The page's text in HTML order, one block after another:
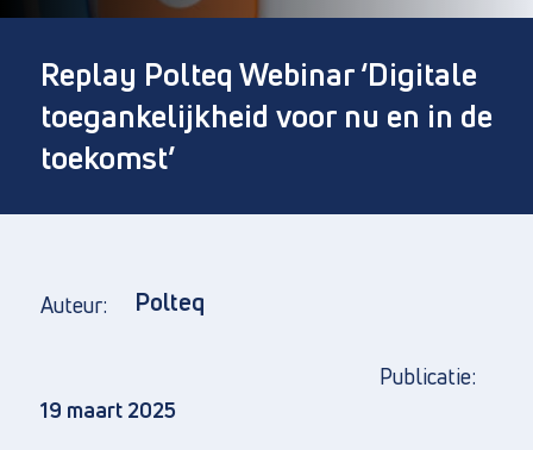
Replay Polteq Webinar ‘Digitale
toegankelijkheid voor nu en in de
toekomst’
Auteur: Polteq
Publicatie:
19 maart 2025